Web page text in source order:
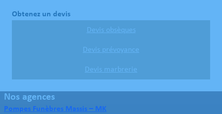
Obtenez un devis
Devis obsèques
Devis prévoyance
Devis marbrerie
Nos agences
Pompes Funèbres Massis – MK